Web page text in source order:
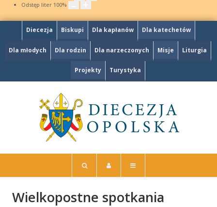
Odstęp liter 100%
Diecezja Biskupi Dla kapłanów Dla katechetów
Dla młodych Dla rodzin Dla narzeczonych Misje Liturgia
Projekty Turystyka
Wielkopostne spotkania